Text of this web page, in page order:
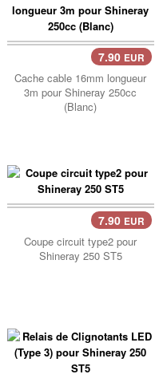
7.90 EUR
Cache cable 16mm longueur
3m pour Shineray 250cc
(Blanc)
7.90 EUR
Coupe circuit type2 pour
Shineray 250 ST5